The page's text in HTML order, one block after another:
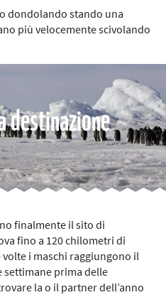
dondolando stando una
più velocemente scivolando
destinazione
finalmente il sito di
fino a 120 chilometri di
i maschi raggiungono il
prima delle
la o il partner dell’anno